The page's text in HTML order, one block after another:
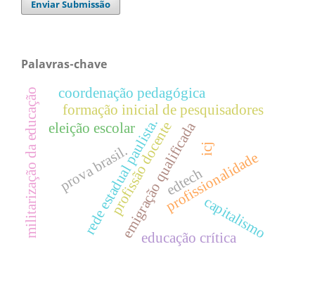
Enviar Submissão
Palavras-chave
emigração qualificada
formação inicial de pesquisadores
coordenação pedagógica
rede estadual paulista.profissionalidade
edtech
capitalismo
eleição escolar
prova brasil. icj
profissão docente
militarização da educação educação crítica